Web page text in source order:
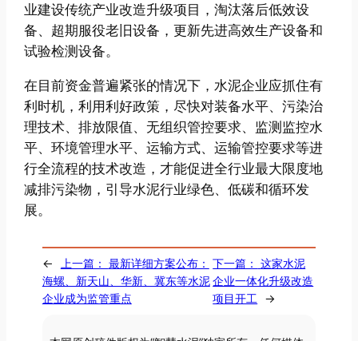
业建设传统产业改造升级项目，淘汰落后低效设
备、超期服役老旧设备，更新先进高效生产设备和
试验检测设备。
在目前资金普遍紧张的情况下，水泥企业应抓住有
利时机，利用利好政策，尽快对装备水平、污染治
理技术、排放限值、无组织管控要求、监测监控水
平、环境管理水平、运输方式、运输管控要求等进
行全流程的技术改造，才能促进全行业最大限度地
减排污染物，引导水泥行业绿色、低碳和循环发
展。
← 上一篇： 最新详细方案公布：
海螺、新天山、华新、冀东等水泥
企业成为监管重点
下一篇：
这家水泥
企业一体化升级改造
项目开工 →